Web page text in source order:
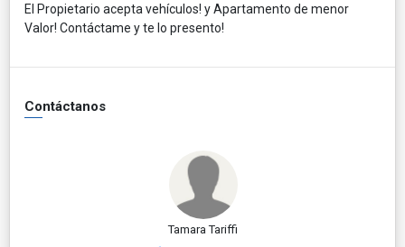
El Propietario acepta vehículos! y Apartamento de menor
Valor! Contáctame y te lo presento!
Contáctanos
Tamara Tariffi